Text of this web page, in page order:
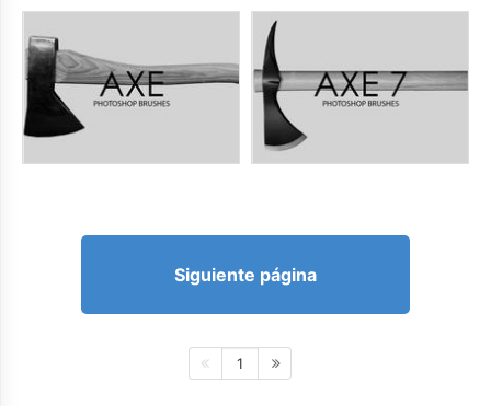
Siguiente página
1